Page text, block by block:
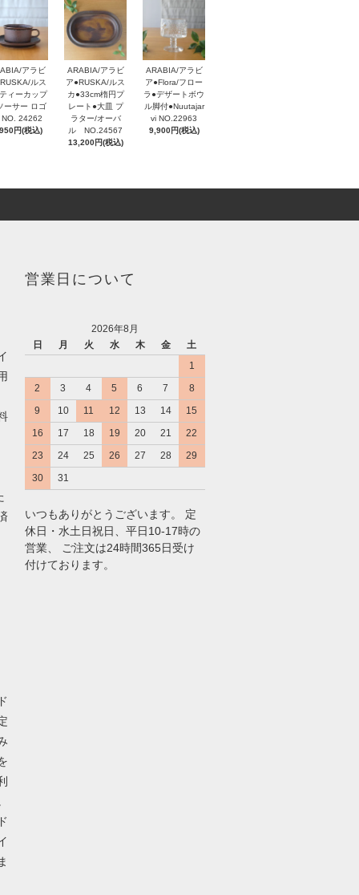
アラビ
ルス
ィーカップ
ーサー ロゴ
NO. 24262
円(税込)
ARABIA/アラビ
ア●RUSKA/ルス
カ●33cm楕円プ
レート●大皿 プ
ラター/オーバ
ル NO.24567
13,200円(税込)
ARABIA/アラビ
ア●Flora/フロー
ラ●デザートボウ
ル脚付●Nuutajar
vi NO.22963
9,900円(税込)
営業日について
2026年8月
日
月 火 水 木 金
土
1
2
3 4 5 6 7
8
9
10 11 12 13 14
15
16
17 18 19 20 21
22
23
24 25 26 27 28
29
30
31
いつもありがとうございます。 定
休日・水土日祝日、平日10-17時の
営業、 ご注文は24時間365日受け
付けております。